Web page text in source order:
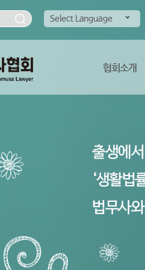
Select Language
협회소개